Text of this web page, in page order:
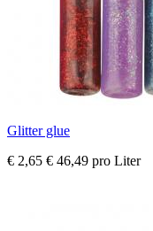
Glitter glue
€ 2,65 € 46,49 pro Liter